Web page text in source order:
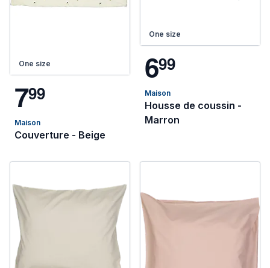
One size
799
Maison
Couverture - Beige
One size
699
Maison
Housse de coussin -
Marron